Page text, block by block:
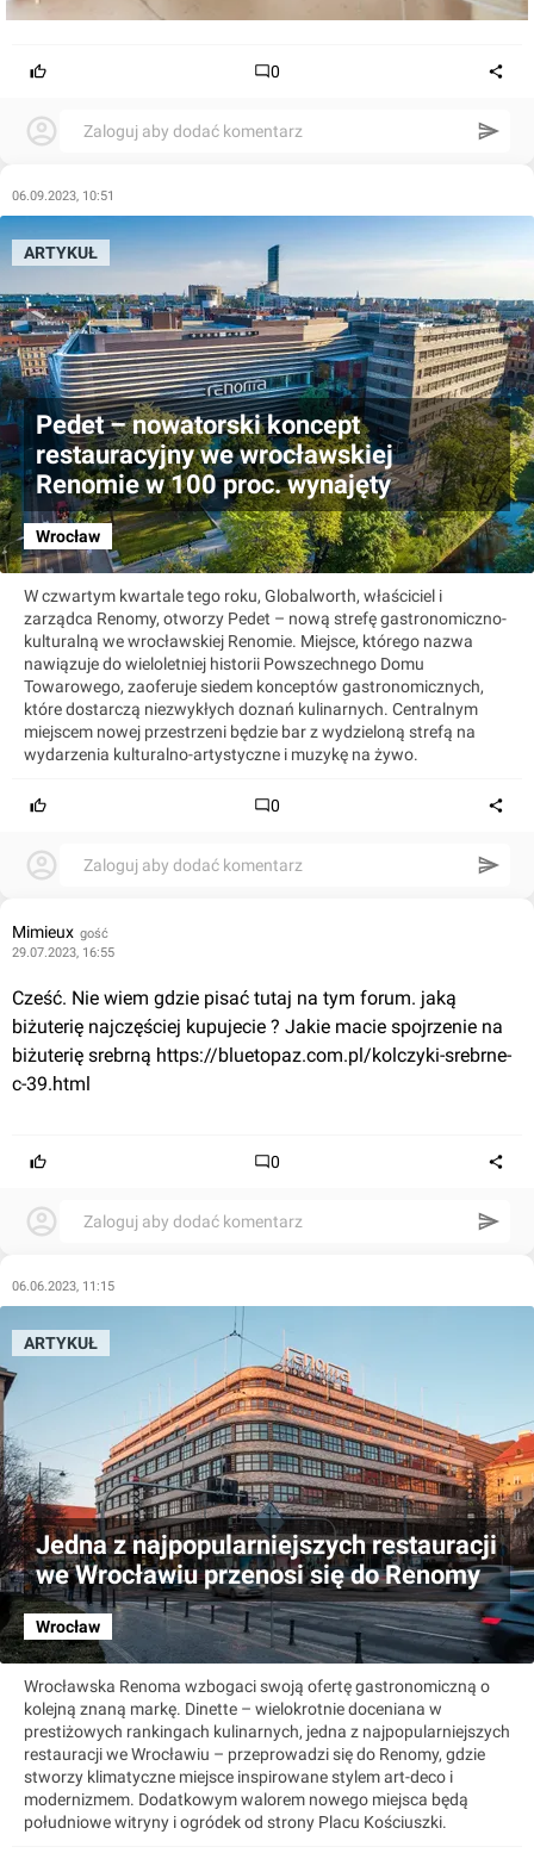
0
Zaloguj aby dodać komentarz
06.09.2023, 10:51
Pedet – nowatorski koncept
restauracyjny we wrocławskiej
Renomie w 100 proc. wynajęty
Wrocław
ARTYKUŁ
W czwartym kwartale tego roku, Globalworth, właściciel i
zarządca Renomy, otworzy Pedet – nową strefę gastronomiczno-
kulturalną we wrocławskiej Renomie. Miejsce, którego nazwa
nawiązuje do wieloletniej historii Powszechnego Domu
Towarowego, zaoferuje siedem konceptów gastronomicznych,
które dostarczą niezwykłych doznań kulinarnych. Centralnym
miejscem nowej przestrzeni będzie bar z wydzieloną strefą na
wydarzenia kulturalno-artystyczne i muzykę na żywo.
0
Zaloguj aby dodać komentarz
Mimieux gość
29.07.2023, 16:55
Cześć. Nie wiem gdzie pisać tutaj na tym forum. jaką
biżuterię najczęściej kupujecie ? Jakie macie spojrzenie na
biżuterię srebrną https://bluetopaz.com.pl/kolczyki-srebrne-
c-39.html
0
Zaloguj aby dodać komentarz
06.06.2023, 11:15
Jedna z najpopularniejszych restauracji
we Wrocławiu przenosi się do Renomy
Wrocław
ARTYKUŁ
Wrocławska Renoma wzbogaci swoją ofertę gastronomiczną o
kolejną znaną markę. Dinette – wielokrotnie doceniana w
prestiżowych rankingach kulinarnych, jedna z najpopularniejszych
restauracji we Wrocławiu – przeprowadzi się do Renomy, gdzie
stworzy klimatyczne miejsce inspirowane stylem art-deco i
modernizmem. Dodatkowym walorem nowego miejsca będą
południowe witryny i ogródek od strony Placu Kościuszki.